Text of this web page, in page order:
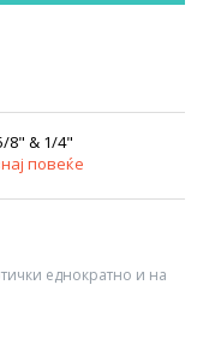
8" & 1/4"
повеќе
еднократно и на